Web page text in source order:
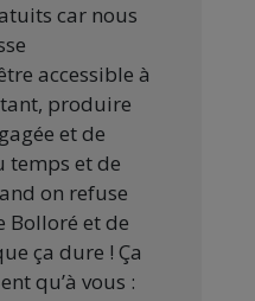
car nous
accessible à
produire
et de
temps et de
on refuse
Bolloré et de
ça dure ! Ça
qu’à vous :